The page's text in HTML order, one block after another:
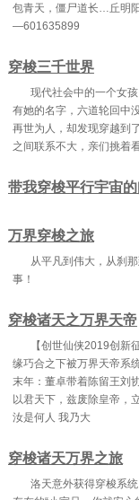
包青天，僵尸道长…丘明
—601635899
穿梭三千世界
现代社会中的一个女
有她的名字，六道轮回中
再世为人，却发现穿越到
之间联系不大，亲们挑着
带我穿梭平行宇宙
万界穿梭之旅
从平凡到伟大，从刹
事！
穿梭诸天之万界天帝
【创世仙侠2019创新
缘巧合之下被万界天帝系
末年：董卓带着陈留王刘
以君天下，兹废除皇帝，
汝是何人 我乃大
穿梭诸天万界之旅
洛天意外获得穿梭系